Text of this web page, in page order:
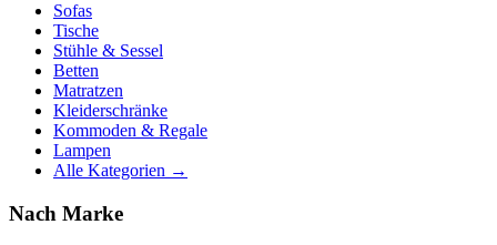
Sofas
Tische
Stühle & Sessel
Betten
Matratzen
Kleiderschränke
Kommoden & Regale
Lampen
Alle Kategorien →
Nach Marke